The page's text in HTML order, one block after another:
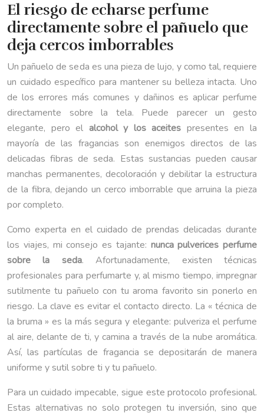
El riesgo de echarse perfume
directamente sobre el pañuelo que
deja cercos imborrables
Un pañuelo de seda es una pieza de lujo, y como tal, requiere
un cuidado específico para mantener su belleza intacta. Uno
de los errores más comunes y dañinos es aplicar perfume
directamente sobre la tela. Puede parecer un gesto
elegante, pero el alcohol y los aceites presentes en la
mayoría de las fragancias son enemigos directos de las
delicadas fibras de seda. Estas sustancias pueden causar
manchas permanentes, decoloración y debilitar la estructura
de la fibra, dejando un cerco imborrable que arruina la pieza
por completo.
Como experta en el cuidado de prendas delicadas durante
los viajes, mi consejo es tajante: nunca pulverices perfume
sobre la seda. Afortunadamente, existen técnicas
profesionales para perfumarte y, al mismo tiempo, impregnar
sutilmente tu pañuelo con tu aroma favorito sin ponerlo en
riesgo. La clave es evitar el contacto directo. La « técnica de
la bruma » es la más segura y elegante: pulveriza el perfume
al aire, delante de ti, y camina a través de la nube aromática.
Así, las partículas de fragancia se depositarán de manera
uniforme y sutil sobre ti y tu pañuelo.
Para un cuidado impecable, sigue este protocolo profesional.
Estas alternativas no solo protegen tu inversión, sino que